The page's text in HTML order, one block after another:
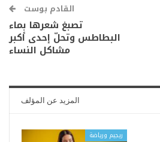
القادم بوست
تصبغ شعرها بماء
البطاطس وتحلّ إحدى أكبر
مشاكل النساء
المزيد عن المؤلف
ريجيم ورياضة